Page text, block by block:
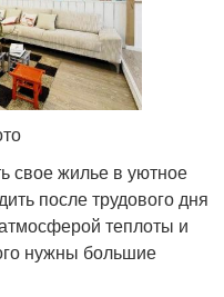
свое жилье в уютное
после трудового дня
теплоты и
нужны большие